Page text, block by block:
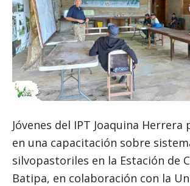
Jóvenes del IPT Joaquina
en una capacitación sobre
silvopastoriles en la Estación de
Batipa, en colaboración con la